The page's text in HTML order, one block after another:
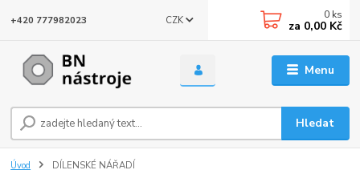
Menu
CZK
Hledat
+420 777982023 0 ks
za 0,00 Kč
Úvod DÍLENSKÉ NÁŘADÍ